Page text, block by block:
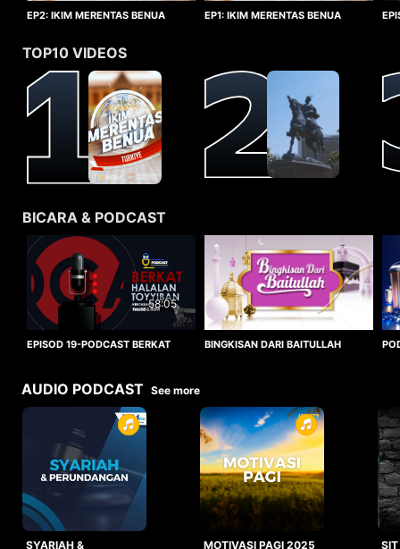
EP2: IKIM MERENTAS BENUA
EP1: IKIM MERENTAS BENUA
TOP10 VIDEOS
BICARA & PODCAST
58:05
EPISOD 19-PODCAST BERKAT
BINGKISAN DARI BAITULLAH
AUDIO PODCAST See more
SYARIAH &
MOTIVASI PAGI 2025